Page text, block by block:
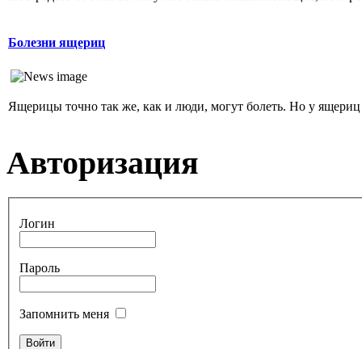
Болезни ящериц
Ящерицы точно так же, как и люди, могут болеть. Но у
Авторизация
Логин
Пароль
Запомнить меня